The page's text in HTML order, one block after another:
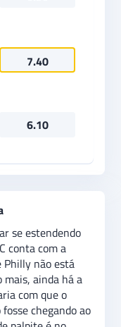
7.40
6.10
se estendendo
conta com a
Philly não está
mais, ainda há a
com que o
chegando ao